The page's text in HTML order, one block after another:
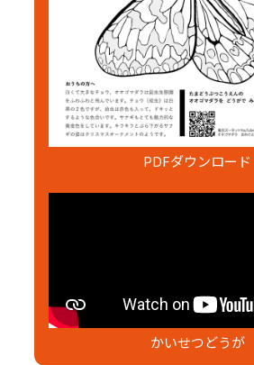
PDFダウンロード
かいせつどうが